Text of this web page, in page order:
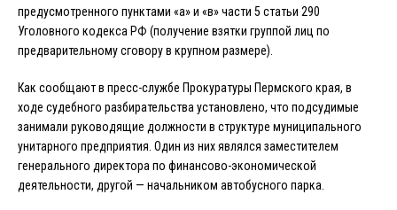
предусмотренного пунктами «а» и «в» части 5 статьи 290
Уголовного кодекса РФ (получение взятки группой лиц по
предварительному сговору в крупном размере).
Как сообщают в пресс-службе Прокуратуры Пермского края, в
ходе судебного разбирательства установлено, что подсудимые
занимали руководящие должности в структуре муниципального
унитарного предприятия. Один из них являлся заместителем
генерального директора по финансово-экономической
деятельности, другой — начальником автобусного парка.